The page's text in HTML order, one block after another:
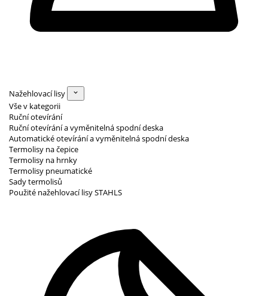
Nažehlovací lisy
Vše v kategorii
Ruční otevírání
Ruční otevírání a vyměnitelná spodní deska
Automatické otevírání a vyměnitelná spodní deska
Termolisy na čepice
Termolisy na hrnky
Termolisy pneumatické
Sady termolisů
Použité nažehlovací lisy STAHLS